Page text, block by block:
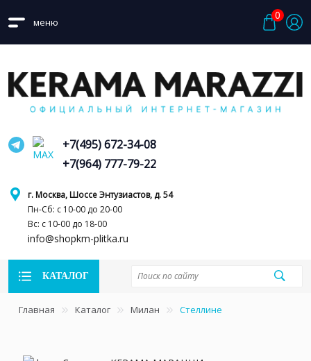
меню
0
г. Москва, Шоссе Энтузиастов, д. 54
Пн-Сб: с 10-00 до 20-00
Вс: с 10-00 до 18-00
info@shopkm-plitka.ru
+7(495) 672-34-08
+7(964) 777-79-22
КАТАЛОГ
Главная Каталог Милан Стеллине